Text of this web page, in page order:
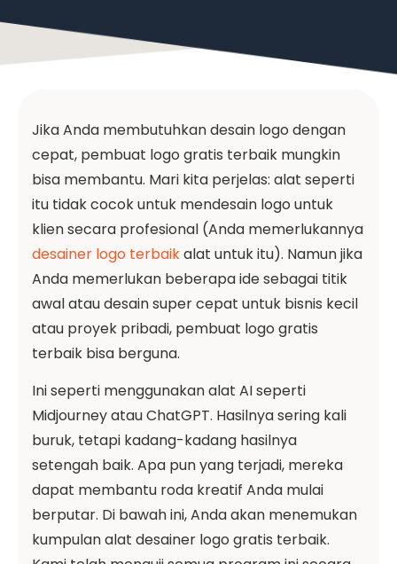
Jika Anda membutuhkan desain logo dengan
cepat, pembuat logo gratis terbaik mungkin
bisa membantu. Mari kita perjelas: alat seperti
itu tidak cocok untuk mendesain logo untuk
klien secara profesional (Anda memerlukannya
desainer logo terbaikalat untuk itu). Namun jika
Anda memerlukan beberapa ide sebagai titik
awal atau desain super cepat untuk bisnis kecil
atau proyek pribadi, pembuat logo gratis
terbaik bisa berguna.
Ini seperti menggunakan alat AI seperti
Midjourney atau ChatGPT. Hasilnya sering kali
buruk, tetapi kadang-kadang hasilnya
setengah baik. Apa pun yang terjadi, mereka
dapat membantu roda kreatif Anda mulai
berputar. Di bawah ini, Anda akan menemukan
kumpulan alat desainer logo gratis terbaik.